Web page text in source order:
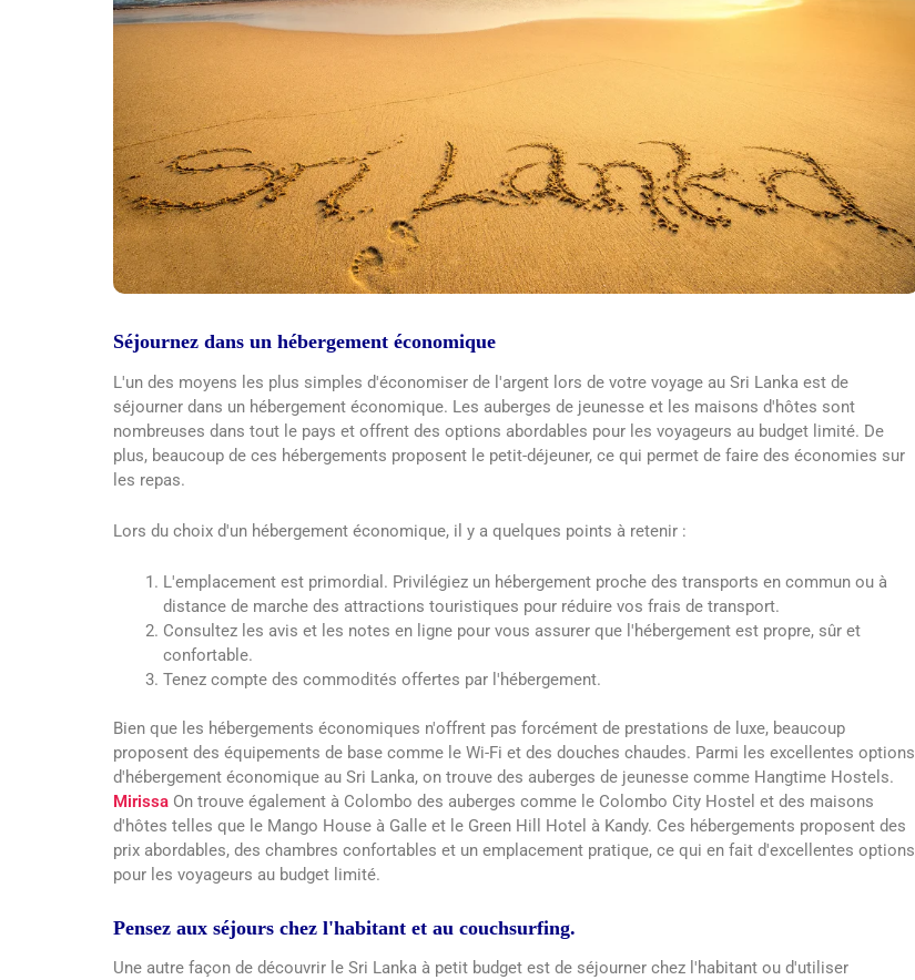
Séjournez dans un hébergement économique
L'un des moyens les plus simples d'économiser de l'argent lors de votre voyage au Sri Lanka est de
séjourner dans un hébergement économique. Les auberges de jeunesse et les maisons d'hôtes sont
nombreuses dans tout le pays et offrent des options abordables pour les voyageurs au budget limité. De
plus, beaucoup de ces hébergements proposent le petit-déjeuner, ce qui permet de faire des économies sur
les repas.
Lors du choix d'un hébergement économique, il y a quelques points à retenir :
L'emplacement est primordial. Privilégiez un hébergement proche des transports en commun ou à
distance de marche des attractions touristiques pour réduire vos frais de transport.
Consultez les avis et les notes en ligne pour vous assurer que l'hébergement est propre, sûr et
confortable.
Tenez compte des commodités offertes par l'hébergement.
Bien que les hébergements économiques n'offrent pas forcément de prestations de luxe, beaucoup
proposent des équipements de base comme le Wi-Fi et des douches chaudes. Parmi les excellentes options
d'hébergement économique au Sri Lanka, on trouve des auberges de jeunesse comme Hangtime Hostels.
Mirissa On trouve également à Colombo des auberges comme le Colombo City Hostel et des maisons
d'hôtes telles que le Mango House à Galle et le Green Hill Hotel à Kandy. Ces hébergements proposent des
prix abordables, des chambres confortables et un emplacement pratique, ce qui en fait d'excellentes options
pour les voyageurs au budget limité.
Pensez aux séjours chez l'habitant et au couchsurfing.
Une autre façon de découvrir le Sri Lanka à petit budget est de séjourner chez l'habitant ou d'utiliser